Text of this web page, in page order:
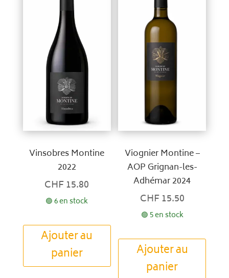
Vinsobres Montine
2022
CHF15.80
🟢 6 en stock
Ajouter au
panier
Viognier Montine –
AOP Grignan-les-
Adhémar 2024
CHF15.50
🟢 5 en stock
Ajouter au
panier